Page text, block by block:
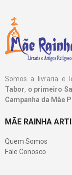
Somos a livraria e
Tabor, o primeiro
Campanha da Mãe
MÃE RAINHA
Quem Somos
Fale Conosco